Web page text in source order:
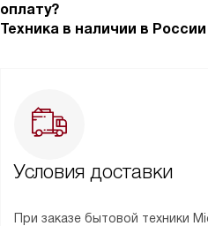
оплату?
Техника в наличии в
Условия доставки
При заказе бытовой техники